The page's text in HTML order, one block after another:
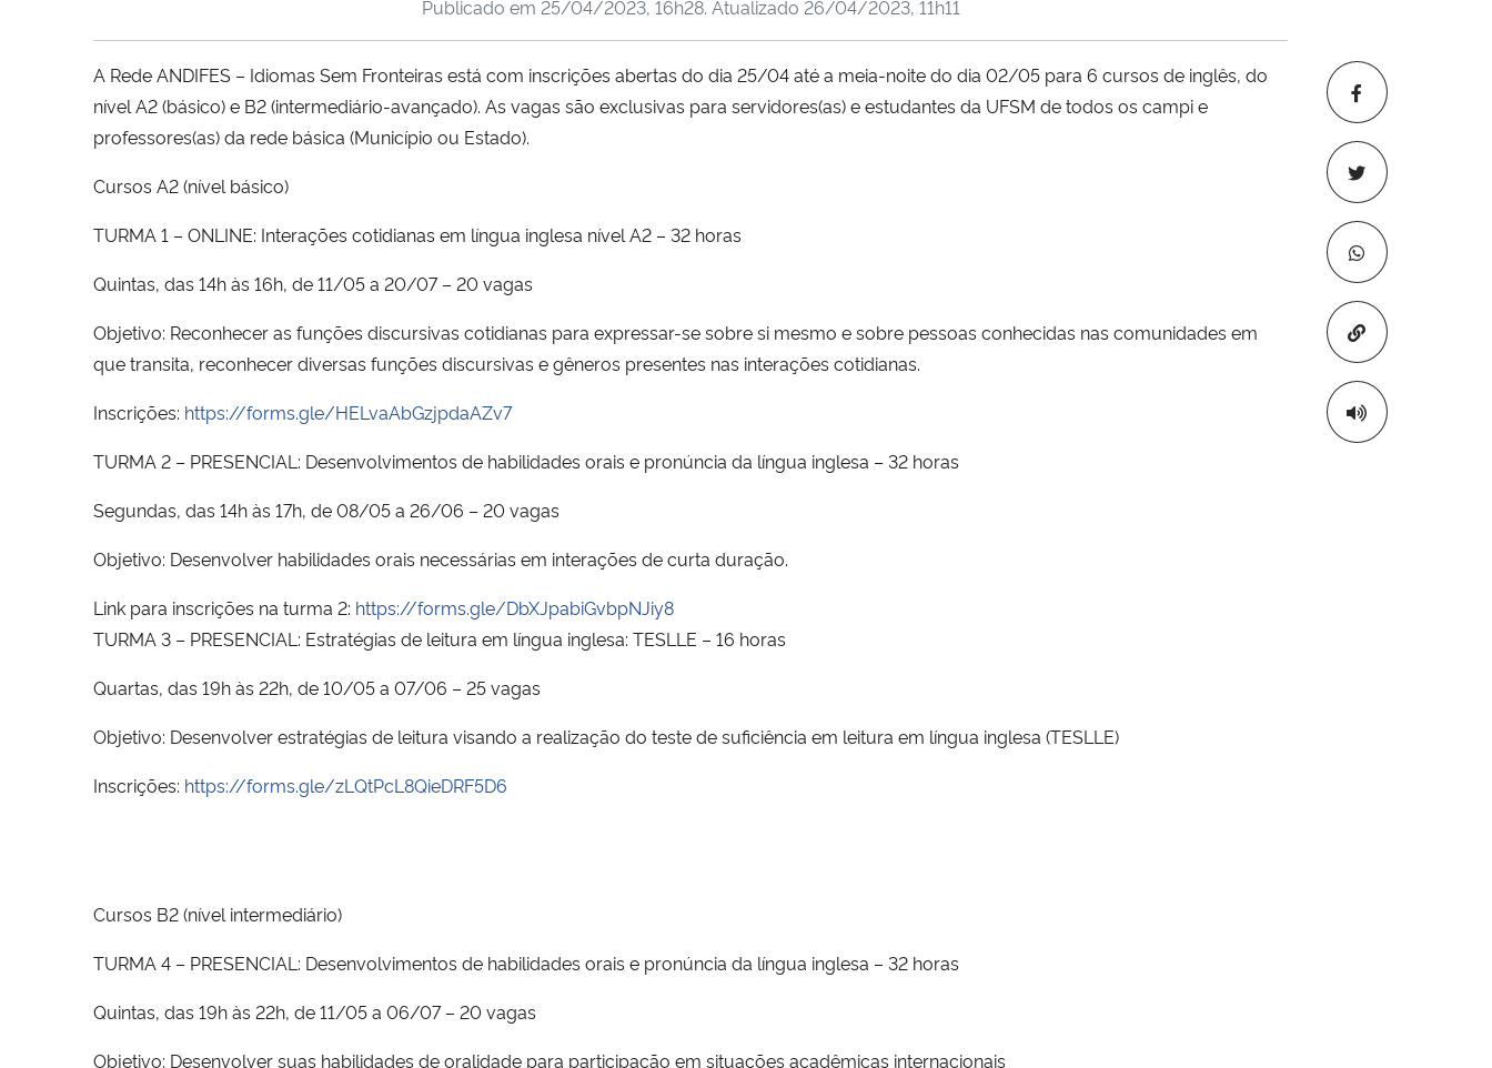
Copiar para
Publicado em 25/04/2023, 16h28. Atualizado 26/04/2023, 11h11
A Rede ANDIFES – Idiomas Sem Fronteiras está com inscrições abertas do dia 25/04 até a meia-noite do dia 02/05 para 6 cursos de inglês, do
nível A2 (básico) e B2 (intermediário-avançado). As vagas são exclusivas para servidores(as) e estudantes da UFSM de todos os campi e
professores(as) da rede básica (Município ou Estado).
Cursos A2 (nível básico)
TURMA 1 – ONLINE: Interações cotidianas em língua inglesa nível A2 – 32 horas
Quintas, das 14h às 16h, de 11/05 a 20/07 – 20 vagas
Objetivo: Reconhecer as funções discursivas cotidianas para expressar-se sobre si mesmo e sobre pessoas conhecidas nas comunidades em
que transita, reconhecer diversas funções discursivas e gêneros presentes nas interações cotidianas.
Inscrições: https://forms.gle/HELvaAbGzjpdaAZv7
TURMA 2 – PRESENCIAL: Desenvolvimentos de habilidades orais e pronúncia da língua inglesa – 32 horas
Segundas, das 14h às 17h, de 08/05 a 26/06 – 20 vagas
Objetivo: Desenvolver habilidades orais necessárias em interações de curta duração.
Link para inscrições na turma 2: https://forms.gle/DbXJpabiGvbpNJiy8
TURMA 3 – PRESENCIAL: Estratégias de leitura em língua inglesa: TESLLE – 16 horas
Quartas, das 19h às 22h, de 10/05 a 07/06 – 25 vagas
Objetivo: Desenvolver estratégias de leitura visando a realização do teste de suficiência em leitura em língua inglesa (TESLLE)
Inscrições: https://forms.gle/zLQtPcL8QieDRF5D6
Cursos B2 (nível intermediário)
TURMA 4 – PRESENCIAL: Desenvolvimentos de habilidades orais e pronúncia da língua inglesa – 32 horas
Quintas, das 19h às 22h, de 11/05 a 06/07 – 20 vagas
Objetivo: Desenvolver suas habilidades de oralidade para participação em situações acadêmicas internacionais